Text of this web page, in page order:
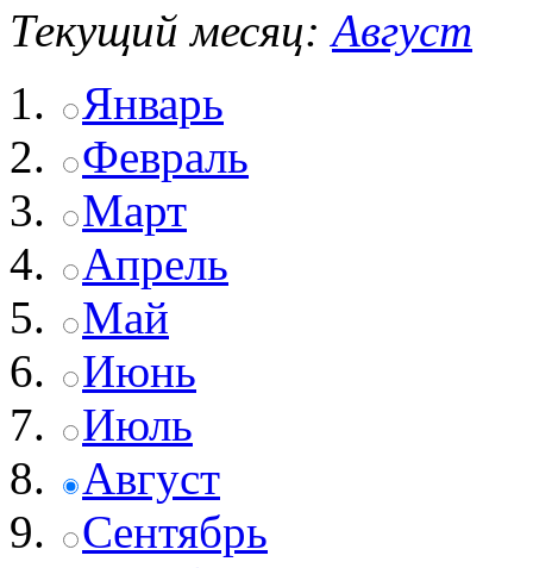
Текущий месяц: Август
Январь
Февраль
Март
Апрель
Май
Июнь
Июль
Август
Сентябрь